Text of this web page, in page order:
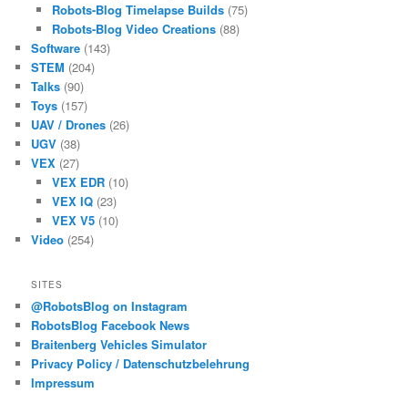
Robots-Blog Timelapse Builds(75)
Robots-Blog Video Creations(88)
Software (143)
STEM (204)
Talks (90)
Toys (157)
UAV / Drones (26)
UGV (38)
VEX (27)
VEX EDR(10)
VEX IQ(23)
VEX V5(10)
Video (254)
SITES
@RobotsBlog on Instagram
RobotsBlog Facebook News
Braitenberg Vehicles Simulator
Privacy Policy / Datenschutzbelehrung
Impressum